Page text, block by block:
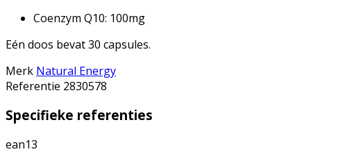
Coenzym Q10: 100mg
Eén doos bevat 30 capsules.
Merk Natural Energy
Referentie 2830578
Specifieke referenties
ean13